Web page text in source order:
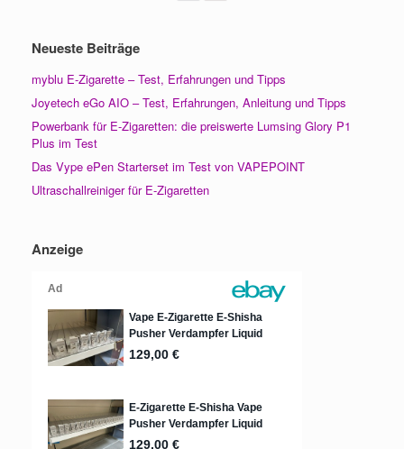
Neueste Beiträge
myblu E-Zigarette – Test, Erfahrungen und Tipps
Joyetech eGo AIO – Test, Erfahrungen, Anleitung und Tipps
Powerbank für E-Zigaretten: die preiswerte Lumsing Glory P1
Plus im Test
Das Vype ePen Starterset im Test von VAPEPOINT
Ultraschallreiniger für E-Zigaretten
Anzeige